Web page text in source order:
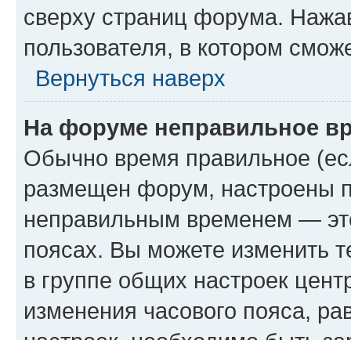
сверху страниц форума.
пользователя, в котором
Вернуться наверх
На форуме неправильное
Обычно время правильное
размещен форум, настроены
неправильным временем —
поясах. Вы можете изменить
в группе общих настроек
изменения часового пояса,